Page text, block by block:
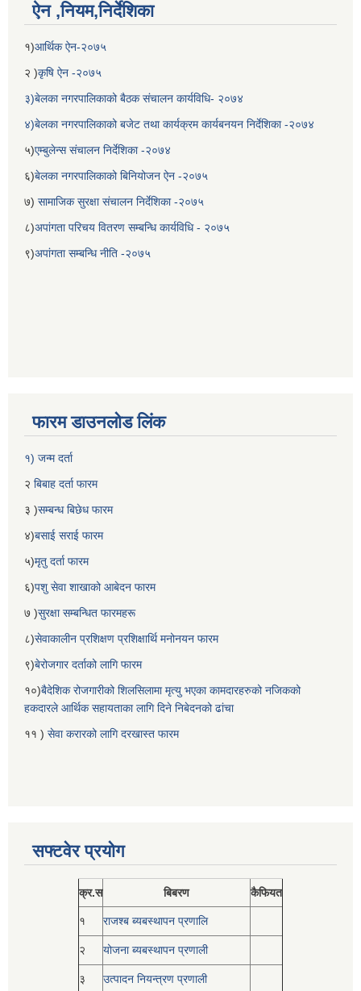
ऐन ,नियम,निर्देशिका
१)आर्थिक ऐन-२०७५
२ )कृषि ऐन -२०७५
३)बेलका नगरपालिकाको बैठक संचालन कार्यविधि- २०७४
४)बेलका नगरपालिकाको बजेट तथा कार्यक्रम कार्यबनयन निर्देशिका -२०७४
५)एम्बुलेन्स संचालन निर्देशिका -२०७४
६)बेलका नगरपालिकाको बिनियोजन ऐन -२०७५
७) सामाजिक सुरक्षा संचालन निर्देशिका -२०७५
८)अपांगता परिचय वितरण सम्बन्धि कार्यविधि - २०७५
९)अपांगता सम्बन्धि नीति -२०७५
फारम डाउनलोड लिंक
१) जन्म दर्ता
२ बिबाह दर्ता फारम
३ )सम्बन्ध बिछेध फारम
४)बसाई सराई फारम
५)मृतु दर्ता फारम
६)पशु सेवा शाखाको आबेदन फारम
७ )सुरक्षा सम्बन्धित फारमहरू
८)सेवाकालीन प्रशिक्षण प्रशिक्षार्थि मनोनयन फारम
९)बेरोजगार दर्ताको लागि फारम
१०)बैदेशिक रोजगारीको शिलसिलामा मृत्यु भएका कामदारहरुको नजिकको
हकदारले आर्थिक सहायताका लागि दिने निबेदनको ढांचा
११ ) सेवा करारको लागि दरखास्त फारम
सफ्टवेर प्रयोग
क्र.स बिबरण कैफियत
१ राजश्ब ब्यबस्थापन प्रणालि
२ योजना ब्यबस्थापन प्रणाली
३ उत्पादन नियन्त्रण प्रणाली